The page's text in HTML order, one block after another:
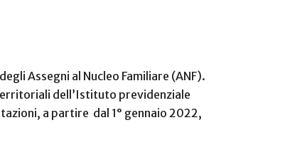
Assegni al Nucleo Familiare (ANF).
dell’Istituto previdenziale
a partire dal 1° gennaio 2022,